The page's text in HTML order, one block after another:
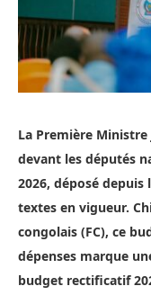
La Première
devant les députés
2026, déposé
textes en vigueur.
congolais (FC), ce
dépenses marque
budget rectificatif